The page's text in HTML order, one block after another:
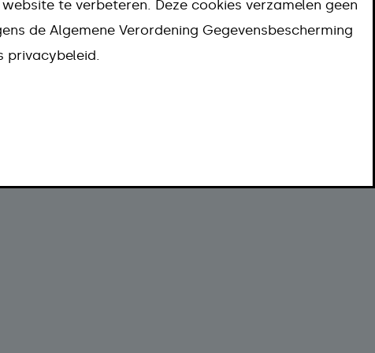
Meer informatie
te verbeteren. Deze cookies verzamelen geen
de Algemene Verordening Gegevensbescherming